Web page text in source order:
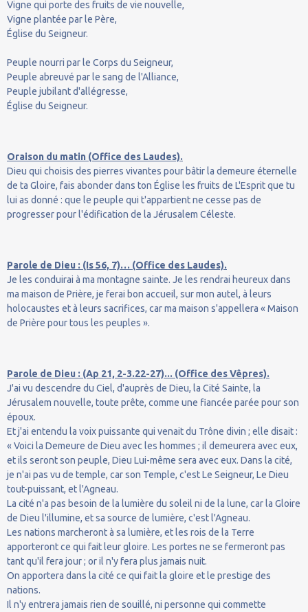
Vigne qui porte des fruits de vie nouvelle,
Vigne plantée par le Père,
Église du Seigneur.
Peuple nourri par le Corps du Seigneur,
Peuple abreuvé par le sang de l'Alliance,
Peuple jubilant d'allégresse,
Église du Seigneur.
Oraison du matin (Office des Laudes).
Dieu qui choisis des pierres vivantes pour bâtir la demeure éternelle
de ta Gloire, fais abonder dans ton Église les fruits de L'Esprit que tu
lui as donné : que le peuple qui t'appartient ne cesse pas de
progresser pour l'édification de la Jérusalem Céleste.
Parole de Dieu : (Is 56, 7)… (Office des Laudes).
Je les conduirai à ma montagne sainte. Je les rendrai heureux dans
ma maison de Prière, je ferai bon accueil, sur mon autel, à leurs
holocaustes et à leurs sacrifices, car ma maison s'appellera « Maison
de Prière pour tous les peuples ».
Parole de Dieu : (Ap 21, 2-3.22-27)... (Office des Vêpres).
J'ai vu descendre du Ciel, d'auprès de Dieu, la Cité Sainte, la
Jérusalem nouvelle, toute prête, comme une fiancée parée pour son
époux.
Et j'ai entendu la voix puissante qui venait du Trône divin ; elle disait :
« Voici la Demeure de Dieu avec les hommes ; il demeurera avec eux,
et ils seront son peuple, Dieu Lui-même sera avec eux. Dans la cité,
je n'ai pas vu de temple, car son Temple, c'est Le Seigneur, Le Dieu
tout-puissant, et l'Agneau.
La cité n'a pas besoin de la lumière du soleil ni de la lune, car la Gloire
de Dieu l'illumine, et sa source de lumière, c'est l'Agneau.
Les nations marcheront à sa lumière, et les rois de la Terre
apporteront ce qui fait leur gloire. Les portes ne se fermeront pas
tant qu'il fera jour ; or il n'y fera plus jamais nuit.
On apportera dans la cité ce qui fait la gloire et le prestige des
nations.
Il n'y entrera jamais rien de souillé, ni personne qui commette